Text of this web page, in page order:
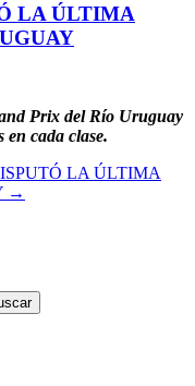
LA ÚLTIMA
Prix del Río Uruguay
en cada clase.
LA ÚLTIMA
→